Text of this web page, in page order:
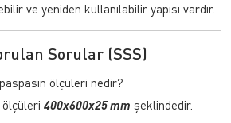
ve yeniden kullanılabilir yapısı vardır.
Sorular (SSS)
ölçüleri nedir?
ölçüleri 400x600x25 mm şeklindedir.